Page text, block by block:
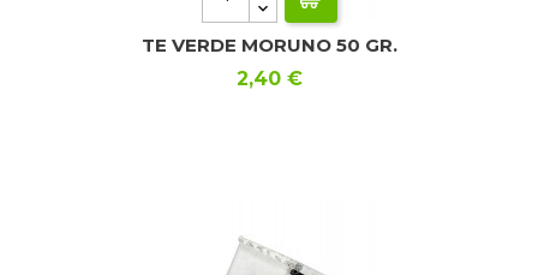
TE VERDE MORUNO 50 GR.
Precio
2,40 €